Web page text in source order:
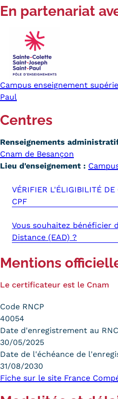
En partenariat
Campus enseignement
Paul
Centres
Renseignements
Cnam de Besançon
Lieu d'enseignement :
VÉRIFIER L'ÉLIGIBILITÉ DE
CPF
Vous souhaitez bénéficier
Distance (EAD) ?
Mentions
Le certificateur est le Cnam
Code RNCP
40054
Date d'enregistrement au
30/05/2025
Date de l'échéance de
31/08/2030
Fiche sur le site France